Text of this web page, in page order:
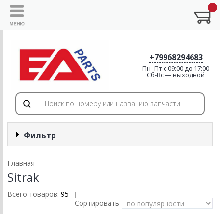
+79968294683
Пн–Пт с 09:00 до 17:00
Cб-Вс — выходной
Фильтр
Главная
Sitrak
Всего товаров: 95 |
Сортировать